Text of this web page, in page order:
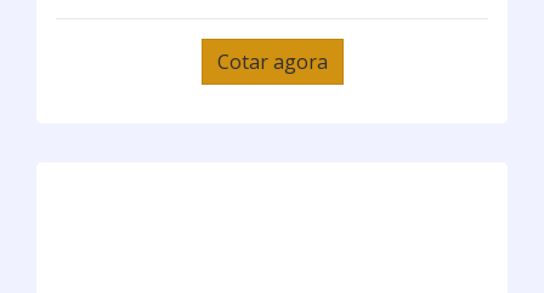
Cotar agora